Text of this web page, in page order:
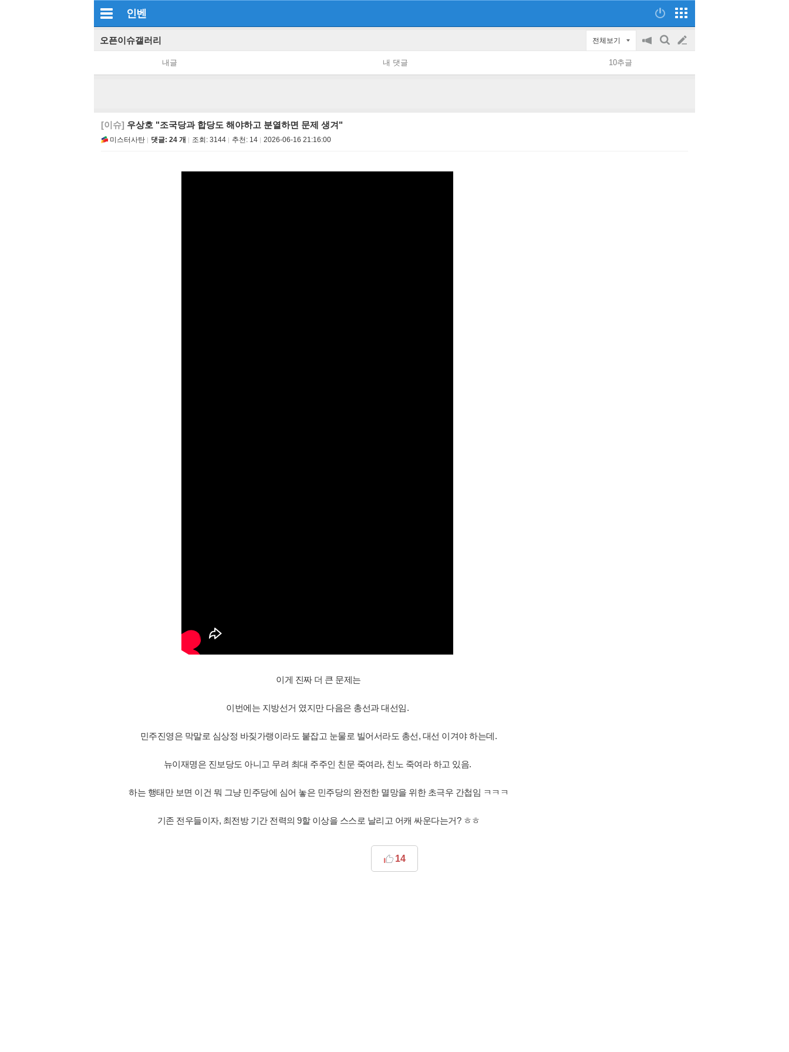
인벤
오픈이슈갤러리 전체보기
공
on/off
검
글
쓰
내글 내 댓글 10추글
[이슈] 우상호 "조국당과 합당도 해야하고 분열하면 문제 생겨"
미스터사탄 댓글: 24 개 조회: 3144 추천: 14 2026-06-16 21:16:00
이게 진짜 더 큰 문제는
이번에는 지방선거 였지만 다음은 총선과 대선임.
민주진영은 막말로 심상정 바짖가랭이라도 붙잡고 눈물로 빌어서라도 총선, 대선 이겨야 하는데.
뉴이재명은 진보당도 아니고 무려 최대 주주인 친문 죽여라, 친노 죽여라 하고 있음.
하는 행태만 보면 이건 뭐 그냥 민주당에 심어 놓은 민주당의 완전한 멸망을 위한 초극우 간첩임 ㅋㅋㅋ
기존 전우들이자, 최전방 기간 전력의 9할 이상을 스스로 날리고 어캐 싸운다는거? ㅎㅎ
14